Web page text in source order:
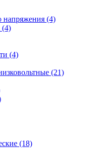
напряжения (4)
(4)
(4)
(21)
(18)